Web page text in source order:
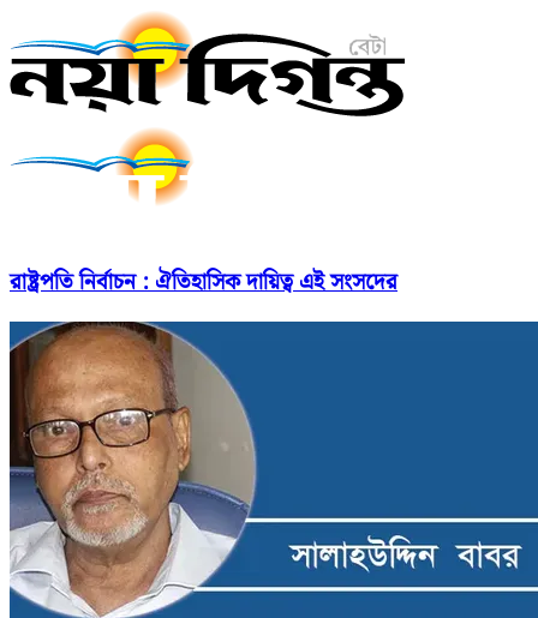
রাষ্ট্রপতি নির্বাচন : ঐতিহাসিক দায়িত্ব এই সংসদের